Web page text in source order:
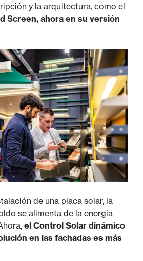
y la arquitectura, como el
Screen, ahora en su versión
de una placa solar, la
se alimenta de la energía
el Control Solar dinámico
en las fachadas es más